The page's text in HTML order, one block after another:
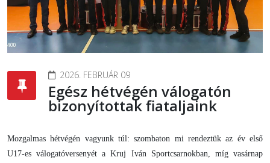
2026. FEBRUÁR 09
Egész hétvégén válogatón
bizonyítottak fiataljaink
Mozgalmas hétvégén vagyunk túl: szombaton mi rendeztük az év első
U17-es válogatóversenyét a Kruj Iván Sportcsarnokban, míg vasárnap